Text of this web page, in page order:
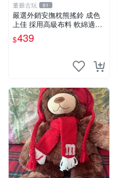
董爺古玩 61
嚴選外銷安撫枕熊搖鈴 成色
上佳 採用高級布料 軟綿適合
收藏 安心選購 安撫枕 熊玩具
搖鈴
$439